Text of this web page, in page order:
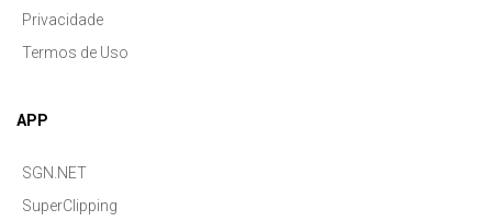
Privacidade
Termos de Uso
APP
SGN.NET
SuperClipping